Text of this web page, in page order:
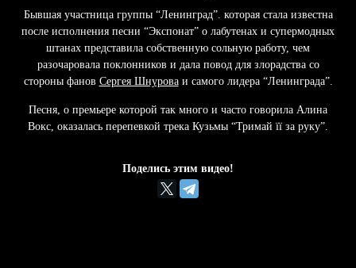
Бывшая участница группы “Ленинград”. которая стала известна
после исполнения песни “Экспонат” о лабутенах и супермодных
штанах представила собственную сольную работу, чем
разочаровала поклонников и дала повод для злорадства со
стороны фанов Сергея Шнуроваи самого лидера “Ленинграда”.
Песня, о премьере которой так много и часто говорила Алина
Вокс, оказалась перепевкой трека Кузьмы “Тримай її за руку”.
Поделись этим видео!